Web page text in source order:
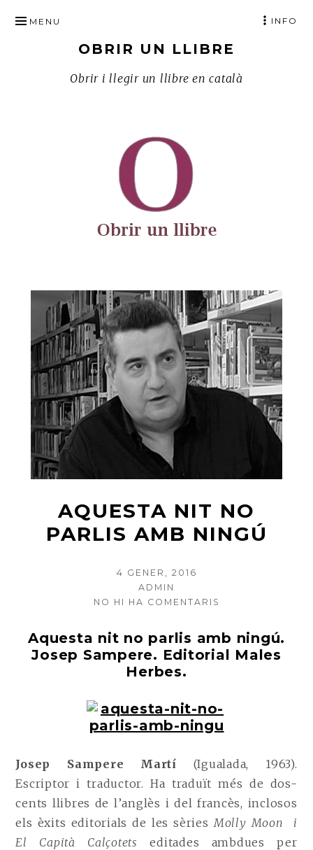
TO
CONTENTOBRIR UN LLIBRE
Obrir i llegir un llibre en català
MENU INFO
AQUESTA NIT NO
PARLIS AMB NINGÚ
POSTED
4 GENER, 2016
AUTHOR
ADMIN
NO HI HA COMENTARIS
NIT
NO
PARLIS
Aquesta nit no parlis amb ningú.
Josep Sampere. Editorial Males
Herbes.
Josep Sampere Martí (Igualada, 1963).
Escriptor i traductor. Ha traduït més de dos-
cents llibres de l’anglès i del francès, inclosos
els èxits editorials de les sèries Molly Moon i
El Capità Calçotets editades ambdues per